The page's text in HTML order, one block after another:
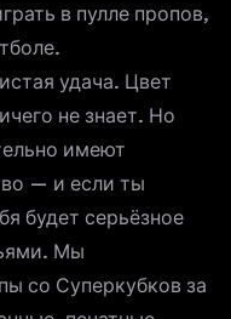
в пулле пропов,
удача. Цвет
не знает. Но
имеют
— и если ты
будет серьёзное
Мы
со Суперкубков за